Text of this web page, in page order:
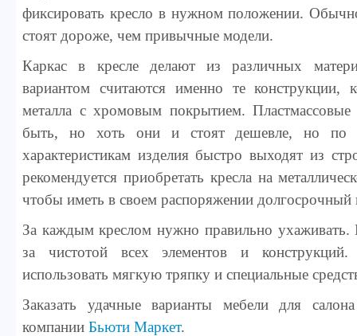
фиксировать кресло в нужном положении.
стоят дороже, чем привычные модели.
Каркас в кресле делают из различных
вариантом считаются именно те конструкции,
металла с хромовым покрытием. Пластмассовые
быть, но хоть они и стоят дешевле, но по
характеристикам изделия быстро выходят из
рекомендуется приобретать кресла на
чтобы иметь в своем распоряжении долгосрочный
За каждым креслом нужно правильно ухаживать.
за чистотой всех элементов и
использовать мягкую тряпку и специальные
Заказать удачные варианты мебели для
компании Бьюти Маркет.